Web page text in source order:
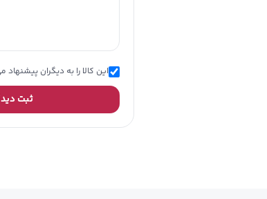
این کالا را به دیگران پیشنهاد
ثبت